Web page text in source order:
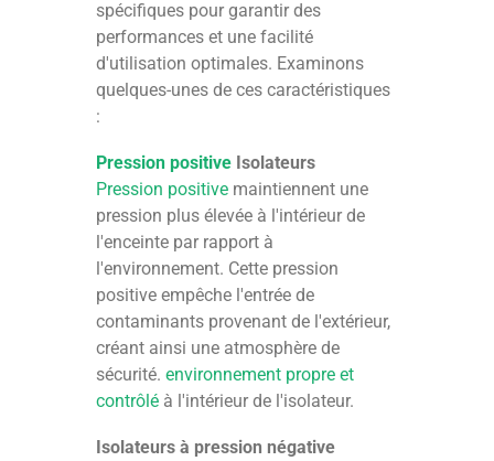
spécifiques pour garantir des
performances et une facilité
d'utilisation optimales. Examinons
quelques-unes de ces caractéristiques
:
Pression positive Isolateurs
Pression positive maintiennent une
pression plus élevée à l'intérieur de
l'enceinte par rapport à
l'environnement. Cette pression
positive empêche l'entrée de
contaminants provenant de l'extérieur,
créant ainsi une atmosphère de
sécurité.environnement propre et
contrôlé à l'intérieur de l'isolateur.
Isolateurs à pression négative